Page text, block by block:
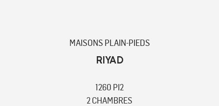
MAISONS PLAIN-PIEDS
RIYAD
1260 PI2
2 CHAMBRES